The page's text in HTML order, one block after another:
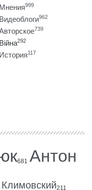
Мнения999
Видеоблоги962
739
Війна292
История117
681 Антон
211